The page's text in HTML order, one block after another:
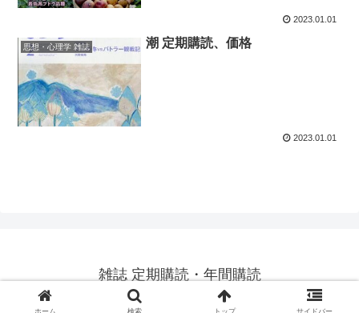
2023.01.01
思想・心理学 雑誌 潮 定期購読、価格
2023.01.01
雑誌 定期購読・年間購読
© 2023 雑誌 定期購読・年間購読.
ホーム 検索 トップ サイドバー